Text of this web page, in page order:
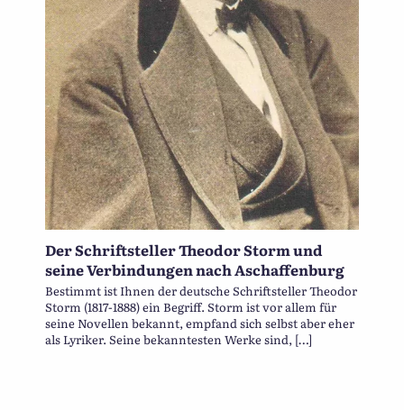
Der Schriftsteller Theodor Storm und
seine Verbindungen nach Aschaffenburg
Bestimmt ist Ihnen der deutsche Schriftsteller Theodor
Storm (1817-1888) ein Begriff. Storm ist vor allem für
seine Novellen bekannt, empfand sich selbst aber eher
als Lyriker. Seine bekanntesten Werke sind, […]